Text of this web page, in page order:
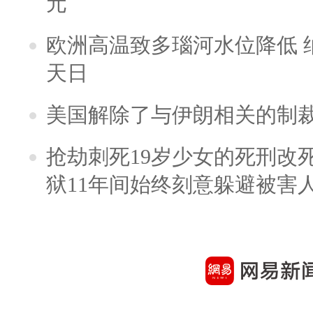
欧洲高温致多瑙河水位降低
天日
美国解除了与伊朗相关的制
抢劫刺死19岁少女的死刑改
狱11年间始终刻意躲避被害